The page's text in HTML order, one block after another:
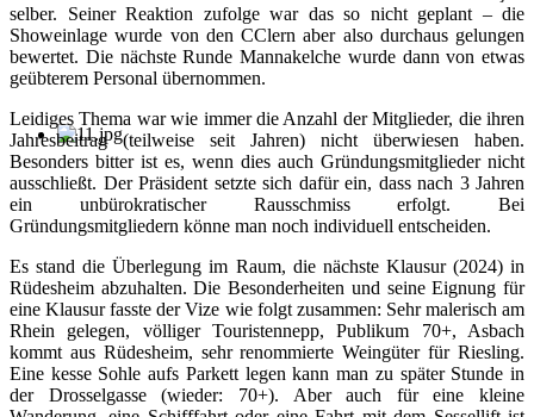
selber. Seiner Reaktion zufolge war das so nicht geplant – die
Showeinlage wurde von den CClern aber also durchaus gelungen
bewertet. Die nächste Runde Mannakelche wurde dann von etwas
geübterem Personal übernommen.
Leidiges Thema war wie immer die Anzahl der Mitglieder, die ihren
Jahresbeitrag (teilweise seit Jahren) nicht überwiesen haben.
Besonders bitter ist es, wenn dies auch Gründungsmitglieder nicht
ausschließt. Der Präsident setzte sich dafür ein, dass nach 3 Jahren
ein unbürokratischer Rausschmiss erfolgt. Bei
Gründungsmitgliedern könne man noch individuell entscheiden.
Es stand die Überlegung im Raum, die nächste Klausur (2024) in
Rüdesheim abzuhalten. Die Besonderheiten und seine Eignung für
eine Klausur fasste der Vize wie folgt zusammen: Sehr malerisch am
Rhein gelegen, völliger Touristennepp, Publikum 70+, Asbach
kommt aus Rüdesheim, sehr renommierte Weingüter für Riesling.
Eine kesse Sohle aufs Parkett legen kann man zu später Stunde in
der Drosselgasse (wieder: 70+). Aber auch für eine kleine